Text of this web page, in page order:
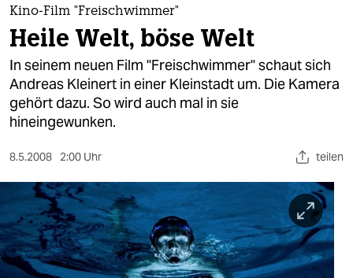
themen
politik
öko
gesellschaft
kultur
sport
berlin
nord
Kino-Film "Freischwimmer"
Heile Welt, böse Welt
In seinem neuen Film "Freischwimmer" schaut sich
Andreas Kleinert in einer Kleinstadt um. Die Kamera
gehört dazu. So wird auch mal in sie
hineingewunken.
8.5.2008 2:00 Uhr teilen